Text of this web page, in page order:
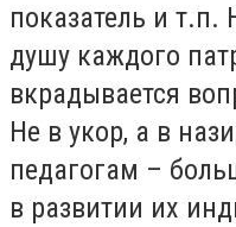
показатель и т.п.
душу каждого
вкрадывается
Не в укор, а в
педагогам –
в развитии их